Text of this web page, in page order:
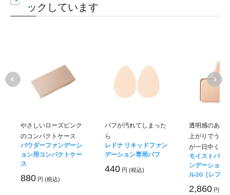
ックしています
やさしいローズピンク
のコンパクトケース
パウダーファンデーシ
ョン用コンパクトケー
ス
880 円 (税込)
パフが汚れてしまった
ら
レドナ リキッドファン
デーション専用パフ
440 円 (税込)
透明感のある
上がりでうる
が一日中くず
モイストパウ
ンデーション
ル20［レフィ
2,860 円 (税